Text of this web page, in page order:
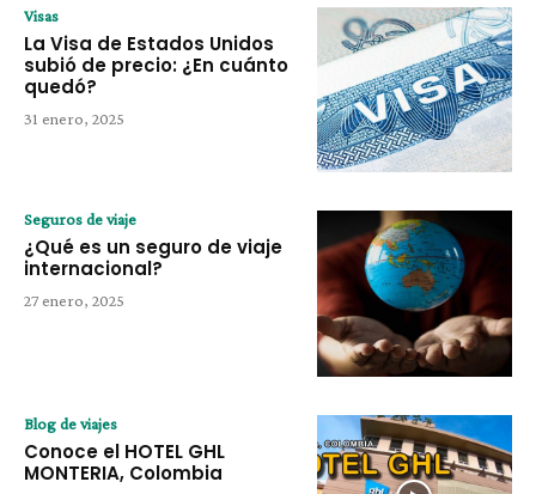
Visas
La Visa de Estados Unidos
subió de precio: ¿En cuánto
quedó?
31 enero, 2025
Seguros de viaje
¿Qué es un seguro de viaje
internacional?
27 enero, 2025
Blog de viajes
Conoce el HOTEL GHL
MONTERIA, Colombia